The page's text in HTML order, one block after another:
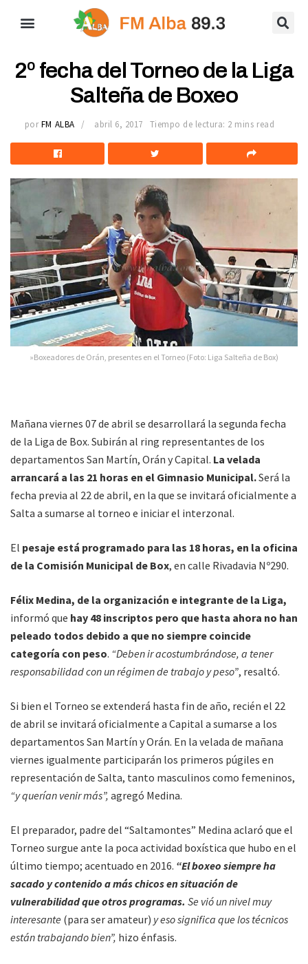
2º fecha del Torneo de la Liga
Salteña de Boxeo
por FM ALBA abril 6, 2017 Tiempo de lectura: 2 mins read
»Boxeadores de Orán, presentes en el Torneo (Foto: Liga Salteña de Box)
Mañana viernes 07 de abril se desarrollará la segunda fecha
de la Liga de Box. Subirán al ring representantes de los
departamentos San Martín, Orán y Capital. La velada
arrancará a las 21 horas en el Gimnasio Municipal.Será la
fecha previa al 22 de abril, en la que se invitará oficialmente a
Salta a sumarse al torneo e iniciar el interzonal.
El pesaje está programado para las 18 horas, en la oficina
de la Comisión Municipal de Box, en calle Rivadavia Nº290.
Félix Medina, de la organización e integrante de la Liga,
informó que hay 48 inscriptos pero que hasta ahora no han
peleado todos debido a que no siempre coincide
categoría con peso. “Deben ir acostumbrándose, a tener
responsabilidad con un régimen de trabajo y peso”, resaltó.
Si bien el Torneo se extenderá hasta fin de año, recién el 22
de abril se invitará oficialmente a Capital a sumarse a los
departamentos San Martín y Orán. En la velada de mañana
viernes igualmente participarán los primeros púgiles en
representación de Salta, tanto masculinos como femeninos,
“y querían venir más”, agregó Medina.
El preparador, padre del “Saltamontes” Medina aclaró que el
Torneo surgue ante la poca actividad boxística que hubo en el
último tiempo; acentuado en 2016. “El boxeo siempre ha
sacado y contenido a más chicos en situación de
vulnerabilidad que otros programas. Se vió un nivel muy
interesante (para ser amateur) y eso significa que los técnicos
están trabajando bien”, hizo énfasis.